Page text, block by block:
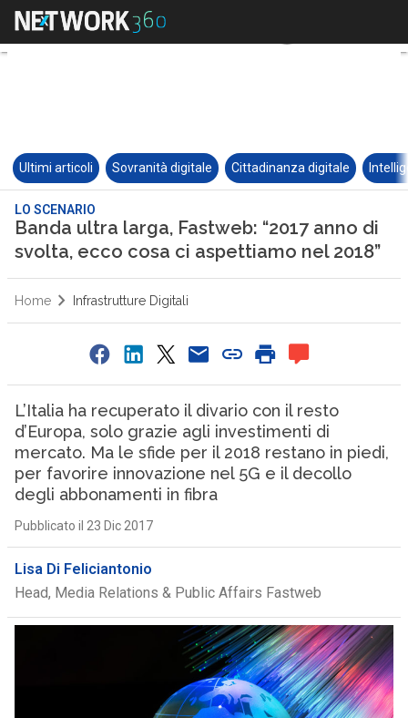
Ultimi articoli Sovranità digitale Cittadinanza digitale
LO SCENARIO
Banda ultra larga, Fastweb: “2017 anno di
svolta, ecco cosa ci aspettiamo nel 2018”
Home Infrastrutture Digitali
L’Italia ha recuperato il divario con il resto
d’Europa, solo grazie agli investimenti di
mercato. Ma le sfide per il 2018 restano in piedi,
per favorire innovazione nel 5G e il decollo
degli abbonamenti in fibra
Pubblicato il 23 Dic 2017
Lisa Di Feliciantonio
Head, Media Relations & Public Affairs Fastweb